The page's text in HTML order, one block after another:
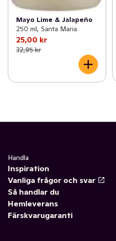
Mayo Lime & Jalapeño
250 ml, Santa Maria
25,00 kr
32,95 kr
Handla
Inspiration
Vanliga frågor och svar
Så handlar du
Hemleverans
Färskvarugaranti